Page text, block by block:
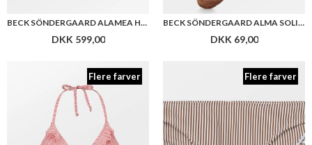
BECK SÖNDERGAARD ALAMEA HOLLIS BAG
DKK 599,00
BECK SÖNDERGAARD ALMA SOLID SOCK
DKK 69,00
Flere farver Flere farver